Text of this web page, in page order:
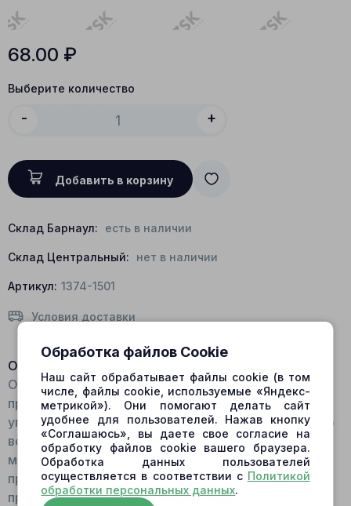
68.00 ₽
Выберите количество
- +
Добавить в корзину
Склад Барнаул: есть в наличии
Склад Центральный: нет в наличии
Артикул: 1374-1501
Условия доставки
Описание:
Общий вид: Незамкнутое плоское кольцо с двумя
проушинами. Деталь изготавливается из
углеродистой стали. Принцип работы: Расположено
во внутренней нижней части блока цилиндров
между краем блока и упорным кольцом. Не
приводится в движение. Подвергается давлению
пружиной блока. Проушины предназначены для
Обработка файлов Cookie
Наш сайт обрабатывает файлы cookie (в том
числе, файлы cookie, используемые «Яндекс-
метрикой»). Они помогают делать сайт
удобнее для пользователей. Нажав кнопку
«Соглашаюсь», вы даете свое согласие на
обработку файлов cookie вашего браузера.
Обработка данных пользователей
осуществляется в соответствии с Политикой
обработки персональных данных.